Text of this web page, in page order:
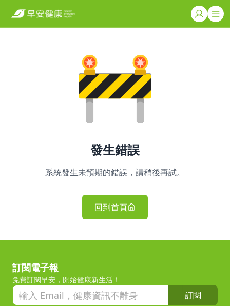
發生錯誤
系統發生未預期的錯誤，請稍後再試。
回到首頁
訂閱電子報
免費訂閱早安，開始健康新生活！
訂閱